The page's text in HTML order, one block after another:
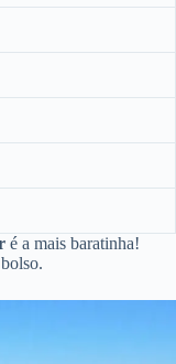
é a mais baratinha!